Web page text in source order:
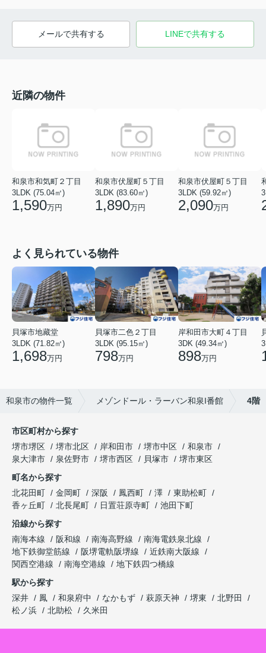
メールで共有する LINEで共有する
近隣の物件
和泉市和気町２丁目
3LDK (75.04㎡)
1,590万円
和泉市伏屋町５丁目
3LDK (83.60㎡)
1,890万円
和泉市伏屋町５丁目
3LDK (59.92㎡)
2,090万円
よく見られている物件
貝塚市地藏堂
3LDK (71.82㎡)
1,698万円
貝塚市二色２丁目
3LDK (95.15㎡)
798万円
岸和田市大町４丁目
3DK (49.34㎡)
898万円
和泉市の物件一覧 メゾンドール・ラーバン和泉I番館 4階
市区町村から探す
堺市堺区
堺市北区 岸和田市 堺市中区
和泉市
泉大津市
泉佐野市 堺市西区 貝塚市
堺市東区
町名から探す
北花田町
金岡町 深阪 鳳西町 澤
東助松町
香ヶ丘町
北長尾町 日置荘原寺町
池田下町
沿線から探す
南海本線
阪和線 南海高野線
南海電鉄泉北線
地下鉄御堂筋線
阪堺電軌阪堺線
近鉄南大阪線
関西空港線
南海空港線
地下鉄四つ橋線
駅から探す
深井
鳳 和泉府中 なかもず 萩原天神 堺東
北野田
松ノ浜
北助松 久米田